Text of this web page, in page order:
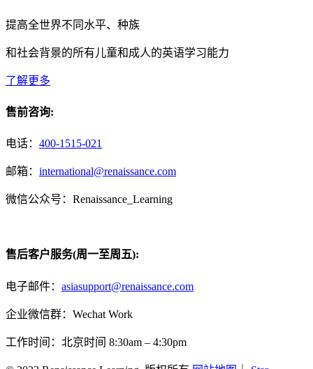
提高全世界不同水平、种族
和社会背景的所有儿童和成人的英语学习能力
了解更多
售前咨询:
电话： 400-1515-021
邮箱： international@renaissance.com
微信公众号：Renaissance_Learning
售后客户服务(周一至周五):
电子邮件： asiasupport@renaissance.com
企业微信群：Wechat Work
工作时间：北京时间 8:30am – 4:30pm